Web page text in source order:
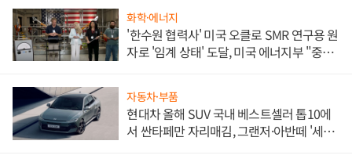
화학·에너지
'한수원 협력사' 미국 오클로 SMR 연구용 원
자로 '임계 상태' 도달, 미국 에너지부 "중요
자동차·부품
현대차 올해 SUV 국내 베스트셀러 톱10에
서 싼타페만 자리매김, 그랜저·아반떼 '세단